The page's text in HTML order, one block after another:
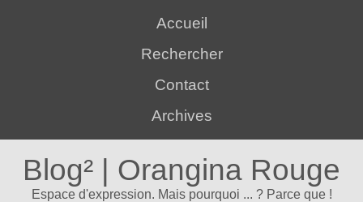
Accueil
Rechercher
Contact
Archives
Blog² | Orangina Rouge
Espace d'expression. Mais pourquoi ... ? Parce que !